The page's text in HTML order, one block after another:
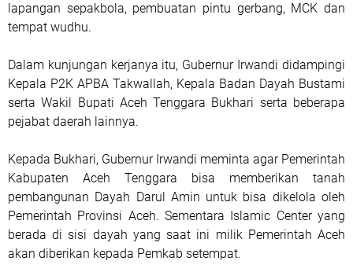
lapangan sepakbola, pembuatan pintu gerbang, MCK dan
tempat wudhu.
Dalam kunjungan kerjanya itu, Gubernur Irwandi didampingi
Kepala P2K APBA Takwallah, Kepala Badan Dayah Bustami
serta Wakil Bupati Aceh Tenggara Bukhari serta beberapa
pejabat daerah lainnya.
Kepada Bukhari, Gubernur Irwandi meminta agar Pemerintah
Kabupaten Aceh Tenggara bisa memberikan tanah
pembangunan Dayah Darul Amin untuk bisa dikelola oleh
Pemerintah Provinsi Aceh. Sementara Islamic Center yang
berada di sisi dayah yang saat ini milik Pemerintah Aceh
akan diberikan kepada Pemkab setempat.